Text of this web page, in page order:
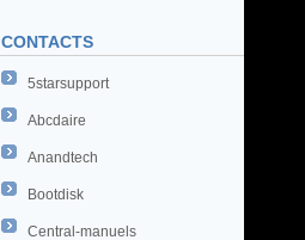
CONTACTS
5starsupport
Abcdaire
Anandtech
Bootdisk
Central-manuels